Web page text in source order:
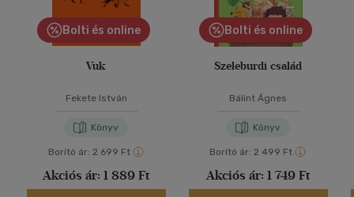
Bolti és online
Vuk
Fekete István
Könyv
Borító ár: 2 699 Ft
Akciós ár: 1 889 Ft
Bolti és online
Szeleburdi család
Bálint Ágnes
Könyv
Borító ár: 2 499 Ft
Akciós ár: 1 749 Ft